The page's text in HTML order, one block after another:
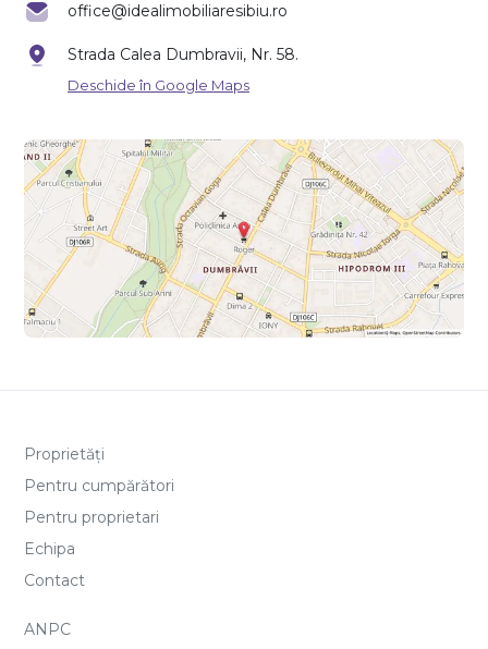
office@idealimobiliaresibiu.ro
Strada Calea Dumbravii, Nr. 58.
Deschide în Google Maps
Proprietăți
Pentru cumpărători
Pentru proprietari
Echipa
Contact
ANPC